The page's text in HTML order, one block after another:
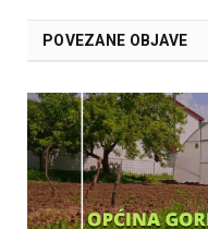
POVEZANE OBJAVE